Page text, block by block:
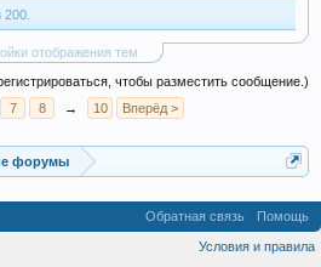
отображения тем
чтобы разместить сообщение.)
7 8 → 10 Вперёд >
форумы
Обратная связь Помощь
Условия и правила